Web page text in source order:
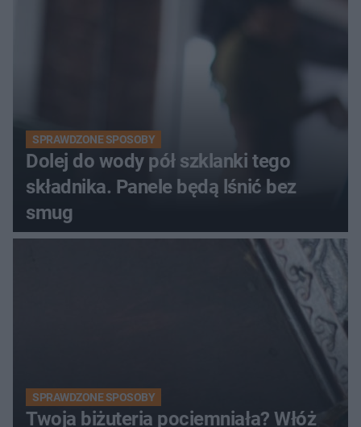
SPRAWDZONE SPOSOBY
Dolej do wody pół szklanki tego
składnika. Panele będą lśnić bez
smug
SPRAWDZONE SPOSOBY
Twoja biżuteria pociemniała? Włóż